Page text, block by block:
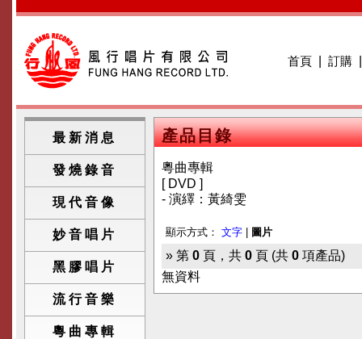
首頁 訂購
最新消息
發燒錄音
現代音像
妙音唱片
黑膠唱片
流行音樂
粵曲專輯
產品目錄
粵曲專輯
[ DVD ]
- 演繹：黃綺雯
顯示方式： 文字 圖片
» 第 0 頁，共 0 頁 (共 0 項產品)
無資料